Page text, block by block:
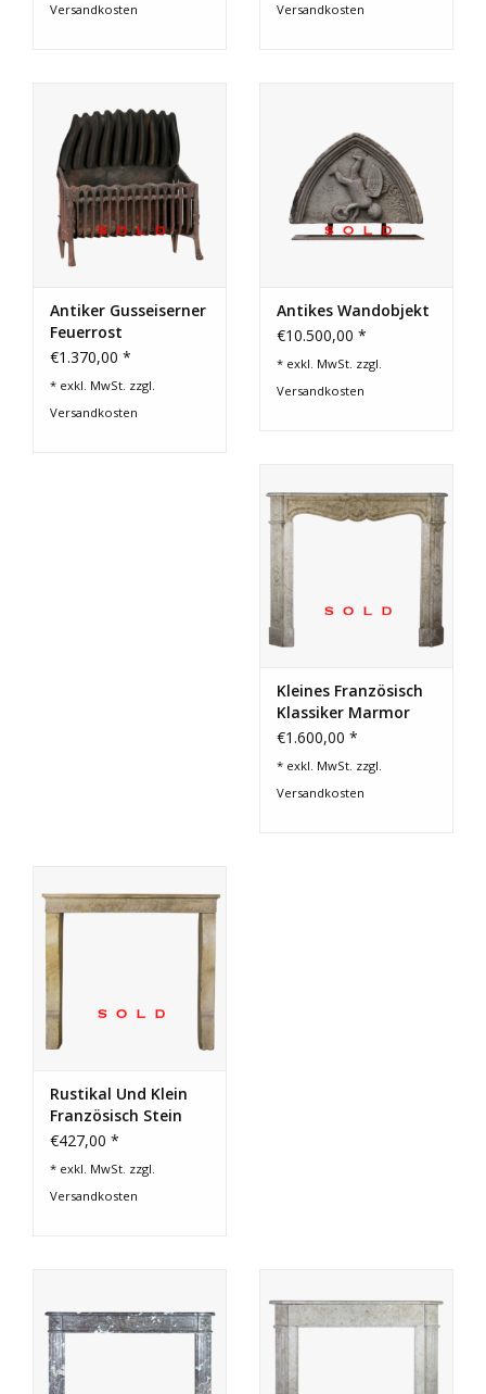
Versandkosten
Versandkosten
Antiker Gusseiserner
Feuerrost
€1.370,00 *
* exkl. MwSt. zzgl.
Versandkosten
Antikes Wandobjekt
€10.500,00 *
* exkl. MwSt. zzgl.
Versandkosten
Kleines Französisch
Klassiker Marmor
Kaminmaske
€1.600,00 *
* exkl. MwSt. zzgl.
Versandkosten
Rustikal Und Klein
Französisch Stein
Kamin Verkleidung
€427,00 *
* exkl. MwSt. zzgl.
Versandkosten